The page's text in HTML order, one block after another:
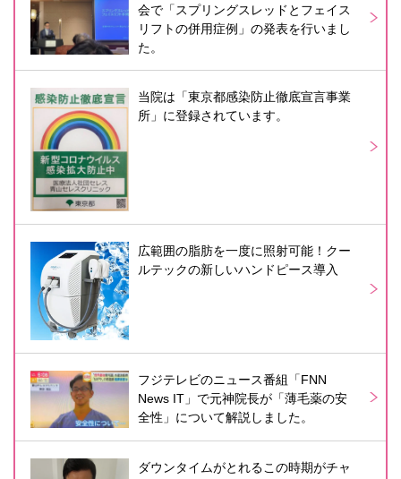
会で「スプリングスレッドとフェイス
リフトの併用症例」の発表を行いまし
た。
当院は「東京都感染防止徹底宣言事業
所」に登録されています。
広範囲の脂肪を一度に照射可能！クー
ルテックの新しいハンドピース導入
フジテレビのニュース番組「FNN
News IT」で元神院長が「薄毛薬の安
全性」について解説しました。
ダウンタイムがとれるこの時期がチャ